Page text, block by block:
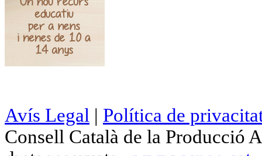
Avís Legal | Política de
Consell Català de la Producció